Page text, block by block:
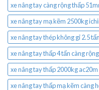
xe nâng tay càng rộng thấp
xe nâng tay mạ kẽm 2500kg
xe nâng tay thép không gỉ 2.5
xe nâng tay thấp 4 tấn càng
xe nâng tay thấp 2000kg ac20m
xe nâng tay thấp mạ kẽm càng